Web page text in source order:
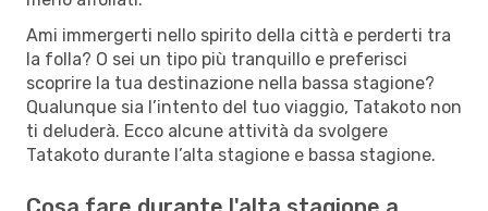
Ami immergerti nello spirito della città e perderti tra
la folla? O sei un tipo più tranquillo e preferisci
scoprire la tua destinazione nella bassa stagione?
Qualunque sia l’intento del tuo viaggio, Tatakoto non
ti deluderà. Ecco alcune attività da svolgere
Tatakoto durante l’alta stagione e bassa stagione.